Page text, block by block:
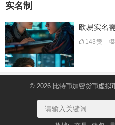
实名制
欧易实名
143赞
© 2026 比特币加密货币虚拟